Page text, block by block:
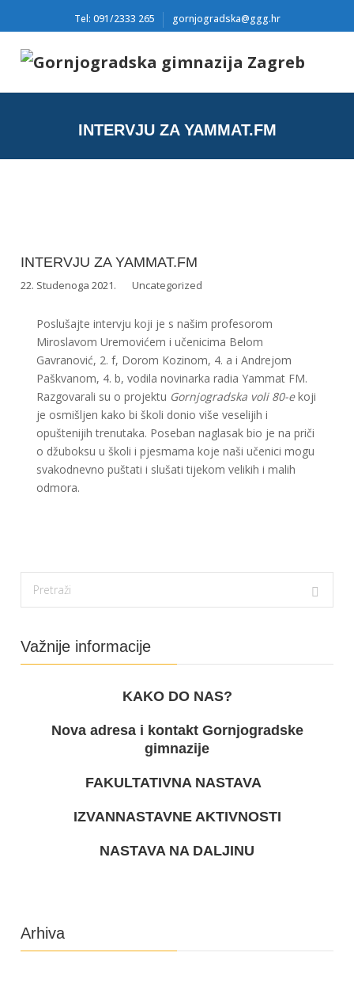
Tel: 091/2333 265 gornjogradska@ggg.hr
INTERVJU ZA YAMMAT.FM
INTERVJU ZA YAMMAT.FM
22. Studenoga 2021. Uncategorized
Poslušajte intervju koji je s našim profesorom
Miroslavom Uremovićem i učenicima Belom
Gavranović, 2. f, Dorom Kozinom, 4. a i Andrejom
Paškvanom, 4. b, vodila novinarka radia Yammat FM.
Razgovarali su o projektu Gornjogradska voli 80-ekoji
je osmišljen kako bi školi donio više veselijih i
opuštenijih trenutaka. Poseban naglasak bio je na priči
o džuboksu u školi i pjesmama koje naši učenici mogu
svakodnevno puštati i slušati tijekom velikih i malih
odmora.
Važnije informacije
KAKO DO NAS?
Nova adresa i kontakt Gornjogradske
gimnazije
FAKULTATIVNA NASTAVA
IZVANNASTAVNE AKTIVNOSTI
NASTAVA NA DALJINU
Arhiva